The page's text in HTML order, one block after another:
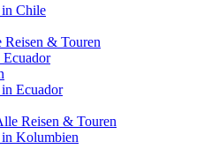
Chile
& Touren
Ecuador
Reisen & Touren
Kolumbien